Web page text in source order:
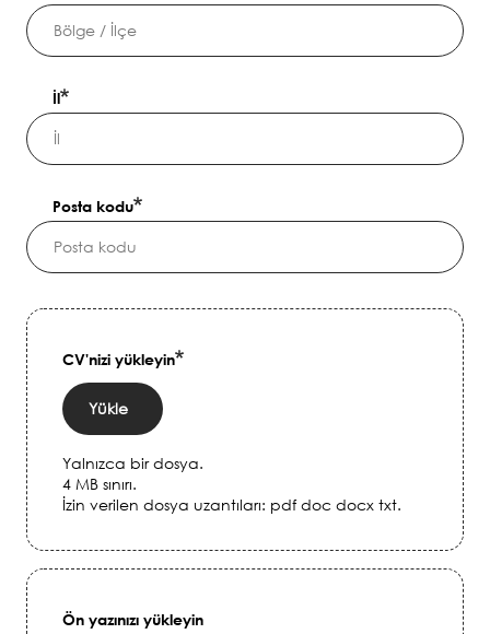
İl
Posta kodu
CV'nizi yükleyin
Yükle
Yalnızca bir dosya.
4 MB sınırı.
İzin verilen dosya uzantıları: pdf doc docx txt.
Ön yazınızı yükleyin